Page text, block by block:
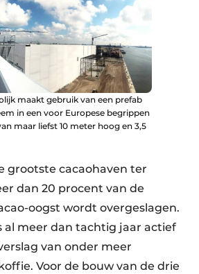
maakt gebruik van een prefab
in een voor Europese begrippen
maar liefst 10 meter hoog en 3,5
grootste cacaohaven ter
dan 20 procent van de
oogst wordt overgeslagen.
al meer dan tachtig jaar actief
van onder meer
Voor de bouw van de drie